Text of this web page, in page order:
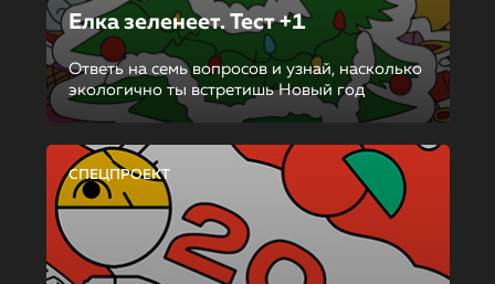
Елка зеленеет. Тест +1
Ответь на семь вопросов и узнай, насколько
экологично ты встретишь Новый год
СПЕЦПРОЕКТ